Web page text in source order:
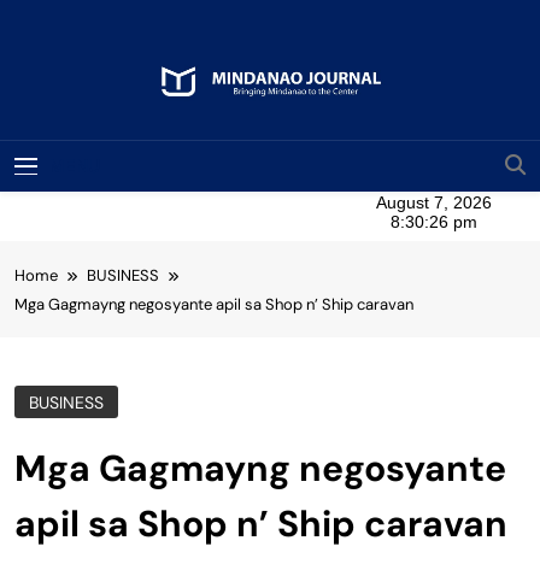
Mindanao Journal
Home
BUSINESS
Mga Gagmayng negosyante apil sa Shop n’ Ship caravan
BUSINESS
Mga Gagmayng negosyante
apil sa Shop n’ Ship caravan